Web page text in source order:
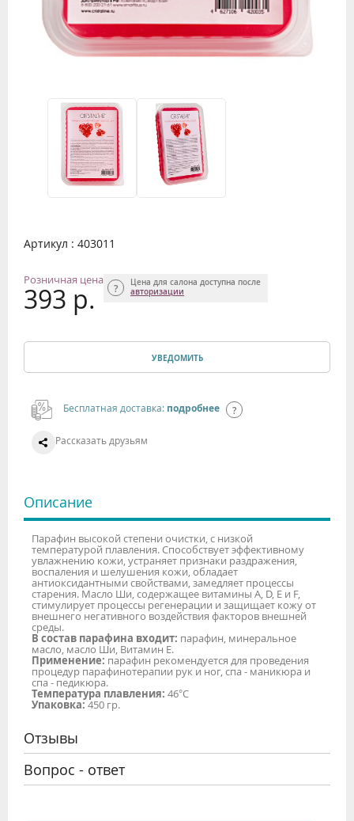
Артикул : 403011
Розничная цена
393 р.
Цена для салона доступна после
авторизации
УВЕДОМИТЬ
Бесплатная доставка: подробнее
Рассказать друзьям
Описание
Парафин высокой степени очистки, с низкой
температурой плавления. Способствует эффективному
увлажнению кожи, устраняет признаки раздражения,
воспаления и шелушения кожи, обладает
антиоксидантными свойствами, замедляет процессы
старения. Масло Ши, содержащее витамины A, D, E и F,
стимулирует процессы регенерации и защищает кожу от
внешнего негативного воздействия факторов внешней
среды.
В состав парафина входит: парафин, минеральное
масло, масло Ши, Витамин Е.
Применение: парафин рекомендуется для проведения
процедур парафинотерапии рук и ног, спа - маникюра и
спа - педикюра.
Температура плавления: 46°С
Упаковка: 450 гр.
Отзывы
Вопрос - ответ